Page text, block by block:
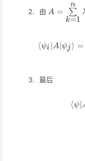
由 A =
k=1
∑
n
⟨ψi A∣ ψj ⟩ =
最后
⟨ψ